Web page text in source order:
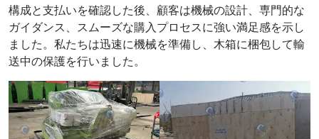
構成と支払いを確認した後、顧客は機械の設計、専門的な
ガイダンス、スムーズな購入プロセスに強い満足感を示し
ました。私たちは迅速に機械を準備し、木箱に梱包して輸
送中の保護を行いました。